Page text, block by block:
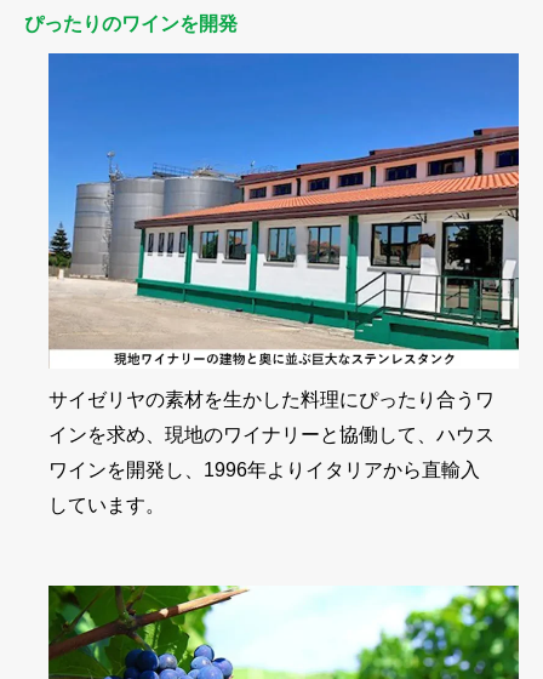
ぴったりのワインを開発
サイゼリヤの素材を生かした料理にぴったり合うワ
インを求め、現地のワイナリーと協働して、ハウス
ワインを開発し、1996年よりイタリアから直輸入
しています。